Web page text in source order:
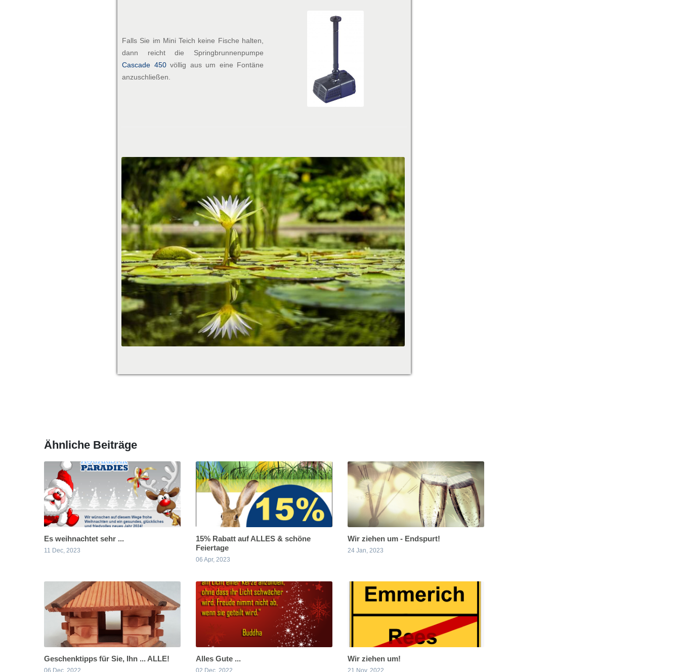
Falls Sie im Mini Teich keine Fische halten,
dann reicht die Springbrunnenpumpe
Cascade 450völlig aus um eine Fontäne
anzuschließen.
Ähnliche Beiträge
Es weihnachtet sehr ...
11 Dec, 2023
15% Rabatt auf ALLES & schöne
Feiertage
06 Apr, 2023
Wir ziehen um - Endspurt!
24 Jan, 2023
Geschenktipps für Sie, Ihn ... ALLE!
06 Dec, 2022
Alles Gute ...
02 Dec, 2022
Wir ziehen um!
21 Nov, 2022